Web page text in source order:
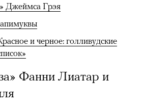
Джеймса Грэя
и черное: голливудские
Фанни Лиатар и